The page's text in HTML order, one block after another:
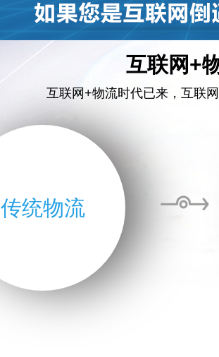
互联网+
互联网+物流时代已来，互联
传统物流